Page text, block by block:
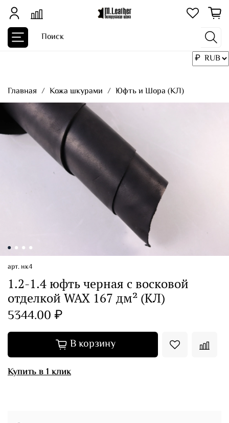
Главная Кожа шкурами Юфть и Шора (КЛ)
арт.нк4
1.2-1.4 юфть черная с восковой
отделкой WAX 167 дм² (КЛ)
5344.00 ₽
В корзину
Купить в 1 клик